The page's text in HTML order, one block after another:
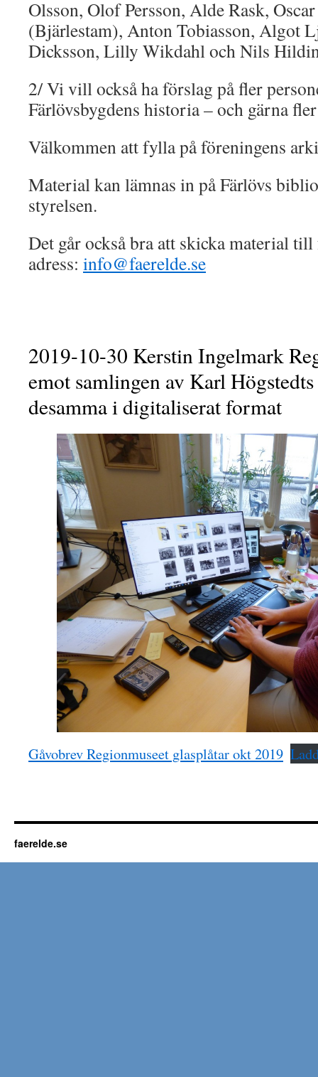
Olsson, Olof Persson, Alde Rask,
(Bjärlestam), Anton Tobiasson, Algot
Dicksson, Lilly Wikdahl och Nils
2/ Vi vill också ha förslag på fler
Färlövsbygdens historia – och gärna
Välkommen att fylla på föreningens
Material kan lämnas in på Färlövs
styrelsen.
Det går också bra att skicka material
adress: info@faerelde.se
2019-10-30 Kerstin Ingelmark
emot samlingen av Karl
desamma i digitaliserat format
Gåvobrev Regionmuseet glasplåtar okt 2019
faerelde.se